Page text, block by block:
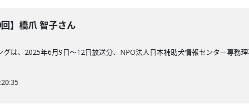
】橋爪 智子さん
は、2025年6月9日〜12日放送分、NPO法人日本補助犬情報センター専務理